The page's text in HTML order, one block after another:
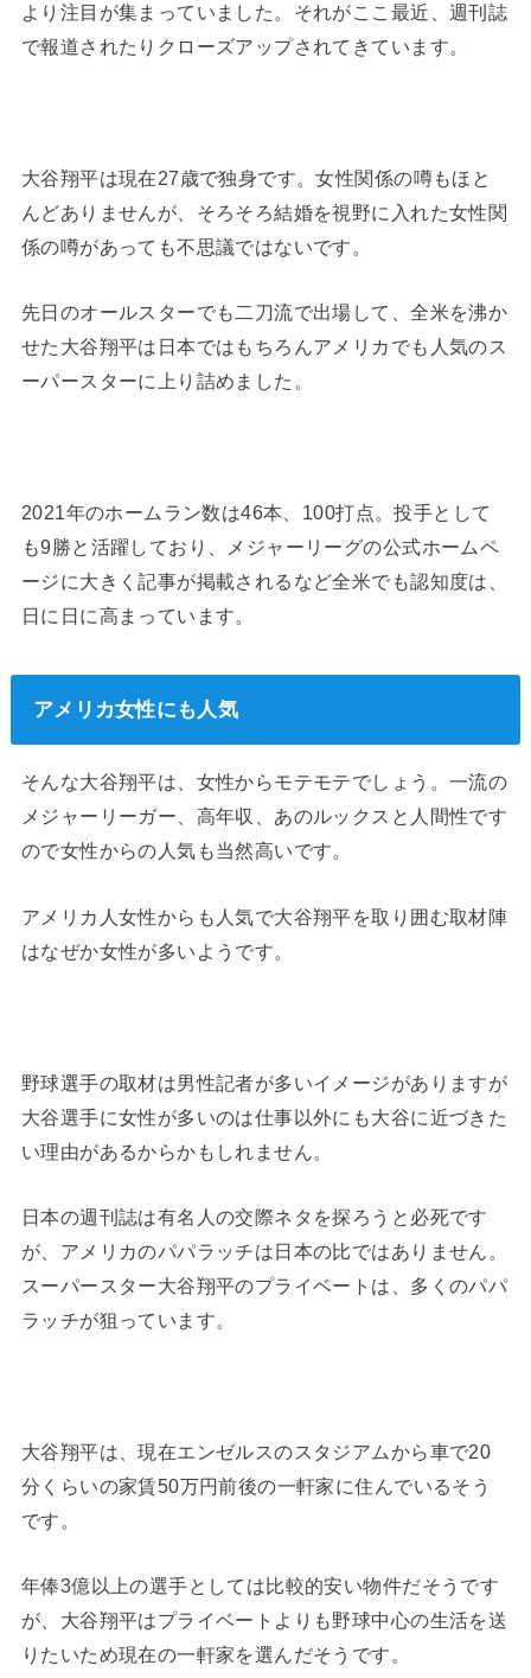
より注目が集まっていました。それがここ最近、週刊誌
で報道されたりクローズアップされてきています。
大谷翔平は現在27歳で独身です。女性関係の噂もほと
んどありませんが、そろそろ結婚を視野に入れた女性関
係の噂があっても不思議ではないです。
先日のオールスターでも二刀流で出場して、全米を沸か
せた大谷翔平は日本ではもちろんアメリカでも人気のス
ーパースターに上り詰めました。
2021年のホームラン数は46本、100打点。投手として
も9勝と活躍しており、メジャーリーグの公式ホームペ
ージに大きく記事が掲載されるなど全米でも認知度は、
日に日に高まっています。
アメリカ女性にも人気
そんな大谷翔平は、女性からモテモテでしょう。一流の
メジャーリーガー、高年収、あのルックスと人間性です
ので女性からの人気も当然高いです。
アメリカ人女性からも人気で大谷翔平を取り囲む取材陣
はなぜか女性が多いようです。
野球選手の取材は男性記者が多いイメージがありますが
大谷選手に女性が多いのは仕事以外にも大谷に近づきた
い理由があるからかもしれません。
日本の週刊誌は有名人の交際ネタを探ろうと必死です
が、アメリカのパパラッチは日本の比ではありません。
スーパースター大谷翔平のプライベートは、多くのパパ
ラッチが狙っています。
大谷翔平は、現在エンゼルスのスタジアムから車で20
分くらいの家賃50万円前後の一軒家に住んでいるそう
です。
年俸3億以上の選手としては比較的安い物件だそうです
が、大谷翔平はプライベートよりも野球中心の生活を送
りたいため現在の一軒家を選んだそうです。